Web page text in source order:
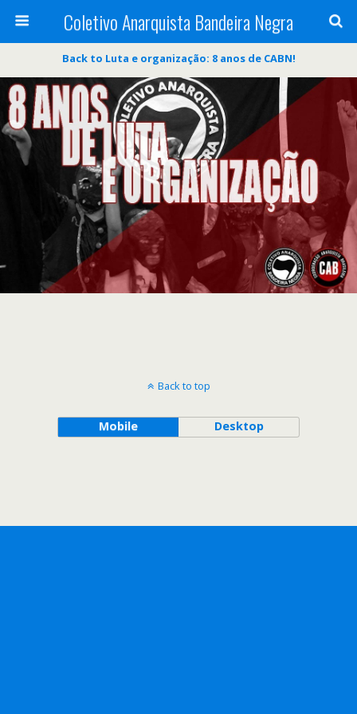
Coletivo Anarquista Bandeira Negra
Back to Luta e organização: 8 anos de CABN!
Back to top
Mobile Desktop